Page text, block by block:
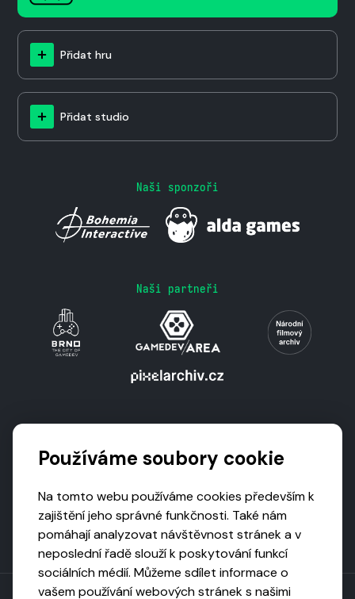
Přidat hru
Přidat studio
Naši sponzoři
Naši partneři
Používáme soubory cookie
Na tomto webu používáme cookies především k
zajištění jeho správné funkčnosti. Také nám
pomáhají analyzovat návštěvnost stránek a v
neposlední řadě slouží k poskytování funkcí
sociálních médií. Můžeme sdílet informace o
vašem používání webových stránek s našimi